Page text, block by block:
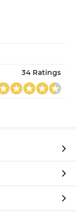
34 Ratings